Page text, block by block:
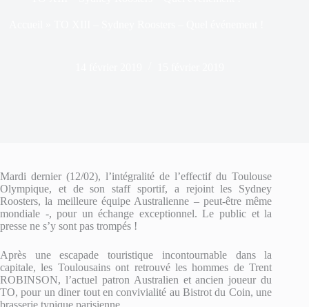
Mardi dernier (12/02), l’intégralité de l’effectif du Toulouse
Olympique, et de son staff sportif, a rejoint les Sydney
Roosters, la meilleure équipe Australienne – peut-être même
mondiale -, pour un échange exceptionnel. Le public et la
presse ne s’y sont pas trompés !
Après une escapade touristique incontournable dans la
capitale, les Toulousains ont retrouvé les hommes de Trent
ROBINSON, l’actuel patron Australien et ancien joueur du
TO, pour un diner tout en convivialité au Bistrot du Coin, une
brasserie typique parisienne.